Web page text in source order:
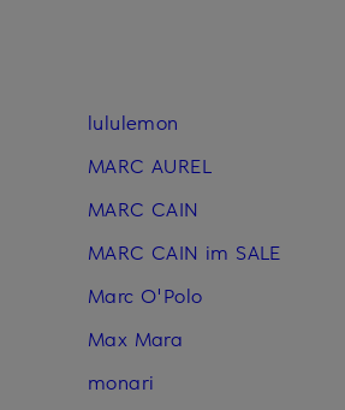
lululemon
MARC AUREL
MARC CAIN
MARC CAIN im SALE
Marc O'Polo
Max Mara
monari